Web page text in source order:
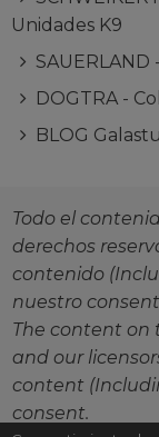
Unidades K9
SAUERLAND
DOGTRA -
BLOG
Todo el
derechos
contenido
nuestro
The content on
and our
content
consent.